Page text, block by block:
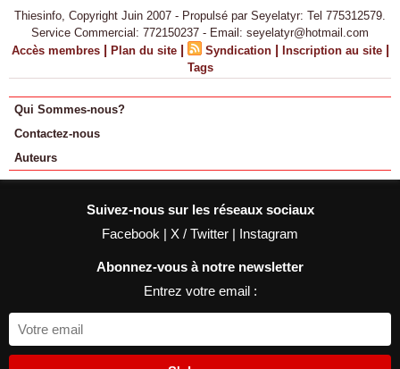
Thiesinfo, Copyright Juin 2007 - Propulsé par Seyelatyr: Tel 775312579.
Service Commercial: 772150237 - Email: seyelatyr@hotmail.com
Accès membres | Plan du site | Syndication | Inscription au site |
Tags
Qui Sommes-nous?
Contactez-nous
Auteurs
Suivez-nous sur les réseaux sociaux
Facebook | X / Twitter | Instagram
Abonnez-vous à notre newsletter
Entrez votre email :